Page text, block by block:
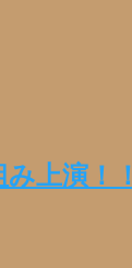
上演！！